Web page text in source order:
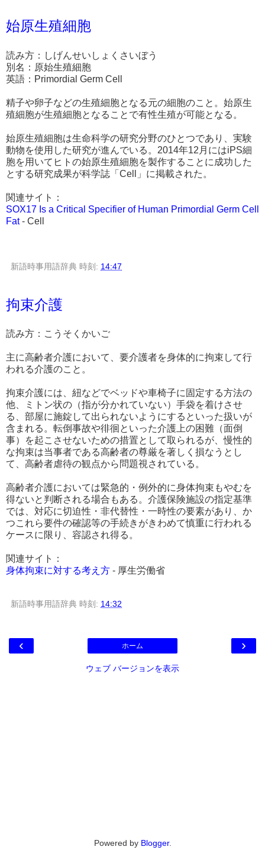
始原生殖細胞
読み方：しげんせいしょくさいぼう
別名：原始生殖細胞
英語：Primordial Germ Cell
精子や卵子などの生殖細胞となる元の細胞のこと。始原生
殖細胞が生殖細胞となることで有性生殖が可能となる。
始原生殖細胞は生命科学の研究分野のひとつであり、実験
動物を使用した研究が進んでいる。2014年12月にはiPS細
胞を用いてヒトの始原生殖細胞を製作することに成功した
とする研究成果が科学誌「Cell」に掲載された。
関連サイト：
SOX17 Is a Critical Specifier of Human Primordial Germ Cell
Fat- Cell
新語時事用語辞典 時刻: 14:47
拘束介護
読み方：こうそくかいご
主に高齢者介護において、要介護者を身体的に拘束して行
われる介護のこと。
拘束介護には、紐などでベッドや車椅子に固定する方法の
他、ミトン状の（指が分かれていない）手袋を着けさせ
る、部屋に施錠して出られないようにするといった扱いが
含まれる。転倒事故や徘徊といった介護上の困難（面倒
事）を起こさせないための措置として取られるが、慢性的
な拘束は当事者である高齢者の尊厳を著しく損なうとし
て、高齢者虐待の観点から問題視されている。
高齢者介護においては緊急的・例外的に身体拘束もやむを
得ないと判断される場合もある。介護保険施設の指定基準
では、対応に切迫性・非代替性・一時性の要素があり、か
つこれら要件の確認等の手続きがきわめて慎重に行われる
ケースに限り、容認され得る。
関連サイト：
身体拘束に対する考え方 - 厚生労働省
新語時事用語辞典 時刻: 14:32
‹ ›
ホーム
ウェブ バージョンを表示
Powered by Blogger.